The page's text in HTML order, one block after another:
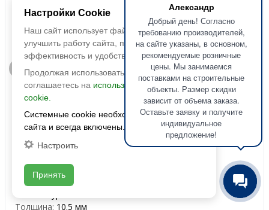
Александр
Добрый день! Согласно
требованию производителей,
на сайте указаны, в основном,
рекомендуемые розничные
цены. Мы занимаемся
поставками на строительные
объекты. Размер скидки
зависит от объема заказа.
Оставьте заявку и получите
индивидуальное
предложение!
Быстрый просмотр
Idalgo
Керамогранит Onix Beige (Оникс
беж) 600x600 LLR легкое
лаппатирование
Размер:
600х600
Фактура:лаппатированная
Толщина: 10.5 мм
Настройки Cookie
Наш сайт использует файлы cookie, чтобы
улучшить работу сайта, повысить его
эффективность и удобство.
Продолжая использовать сайт, вы
соглашаетесь на использование файлов
cookie.
Системные cookie необходимы для работы
сайта и всегда включены.
Настроить
Принять